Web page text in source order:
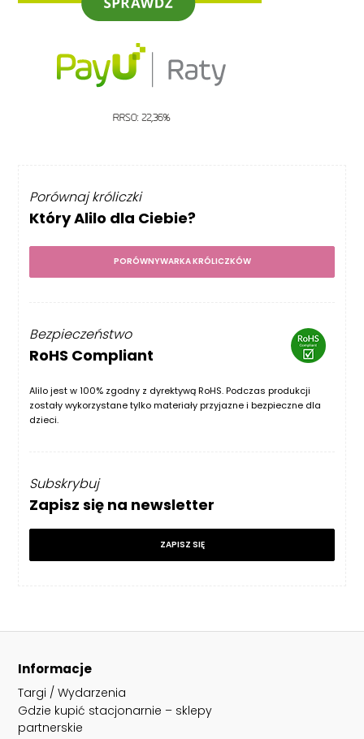
Porównaj króliczki
Który Alilo dla Ciebie?
PORÓWNYWARKA KRÓLICZKÓW
Bezpieczeństwo
RoHS Compliant
Alilo jest w 100% zgodny z dyrektywą RoHS. Podczas produkcji
zostały wykorzystane tylko materiały przyjazne i bezpieczne dla
dzieci.
Subskrybuj
Zapisz się na newsletter
ZAPISZ SIĘ
Informacje
Targi / Wydarzenia
Gdzie kupić stacjonarnie – sklepy
partnerskie